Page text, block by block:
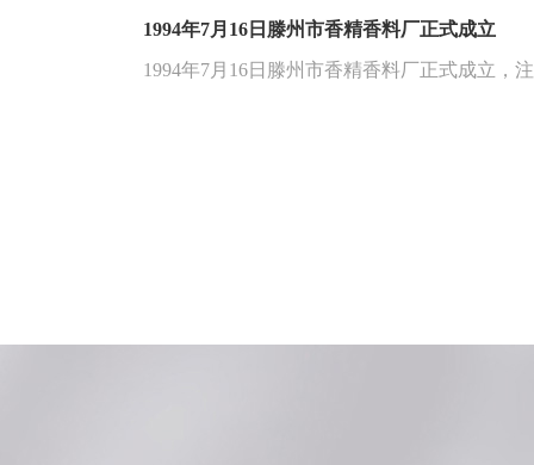
1994年7月16日滕州市香精香料厂正式成立
1994年7月16日滕州市香精香料厂正式成立，